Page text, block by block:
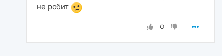
не робит
0